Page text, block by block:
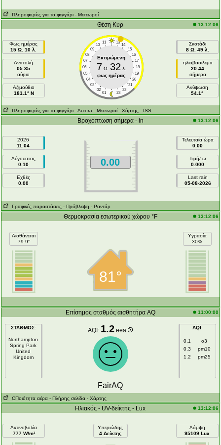
Πληροφορίες για το φεγγάρι - Μετεωροί
Θέση Κυρ 13:12:06
Φως ημέρας
15 Ω. 10 λ.
Ανατολή
05:35
αύριο
Aζιμούθιο
181.1° N
11 13
10
14
09
15
08
16
07
17
06
18
05
19
04
20
03
21
02
22
01 23
Εκτιμώμενη
7 Ω. 32 λ.
φως ημέρας
Σκοτάδι
8 Ω. 49 λ.
ηλιοβασίλεμα
20:44
σήμερα
Ανύψωση
54.1°
Πληροφορίες για το φεγγάρι - Αυrora - Μετεωροί - Χάρτης - ISS
Βροχόπτωση σήμερα - in 13:12:06
2026
11.04
Αύγουστος
0.10
Εχθές
0.00
0.00
Τελευταία ώρα
0.00
Τιμή/ ω
0.000
Last rain
05-08-2026
Γραφικές παραστάσεις - Πρόβλεψη - Ραντάρ
Θερμοκρασία εσωτερικού χώρου °F 13:12:06
Αισθάνεται
79.9°
81°
Υγρασία
30%
Επίσημος σταθμός αισθητήρα AQ 11:00:00
ΣΤΑΘΜΟΣ:
Northampton
Spring Park
United
Kingdom
AQI: 1.2 eea AQI:
0.1
o3
0.3
pm10
1.2
pm25
FairAQ
CΠοιότητα αέρα - Πλήρης σελίδα - Χάρτης
Ηλιακός - UV-δείκτης - Lux 13:12:06
Ακτινοβολία
777 W/m²
Υπεριώδης
4 Δείκτης
Λάμψη
95109 Lux